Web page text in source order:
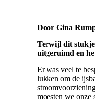
Door Gina
Terwijl dit stukje
uitgeruimd en
Er was veel te
lukken om de
moesten we onze